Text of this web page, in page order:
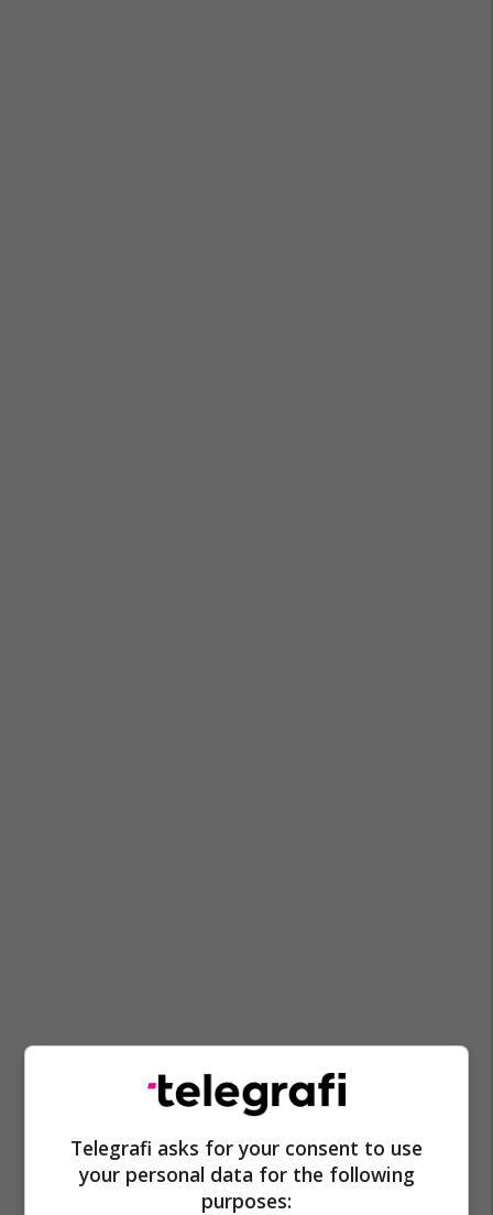
Telegrafi asks for your consent to use
your personal data for the following
purposes: